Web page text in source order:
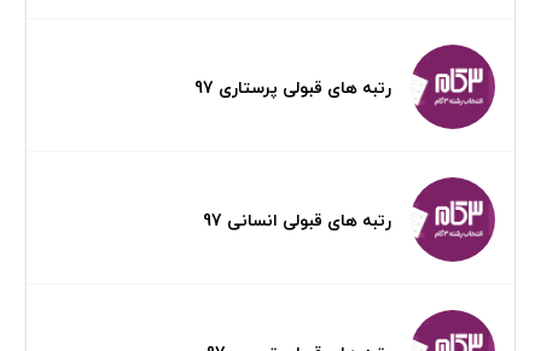
رتبه های قبولی پرستاری 97
رتبه های قبولی انسانی 97